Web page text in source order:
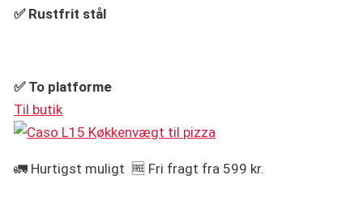
✅ Rustfrit stål
✅ To platforme
Til butik
🚛 Hurtigst muligt 🆓 Fri fragt fra 599 kr.